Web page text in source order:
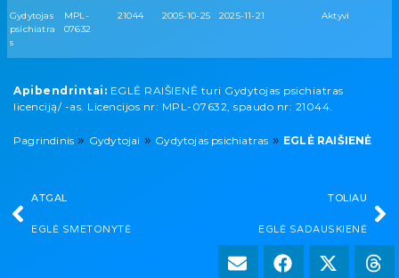
Gydytojas
psichiatra
s
MPL-
07632
21044 2005-10-25 2025-11-21 Aktyvi
Apibendrintai: EGLĖ RAIŠIENĖ turi Gydytojas psichiatras
licenciją/ -as. Licencijos nr: MPL-07632, spaudo nr: 21044.
Pagrindinis » Gydytojai » Gydytojas psichiatras » EGLĖ RAIŠIENĖ
ATGAL
EGLĖ SMETONYTĖ
TOLIAU
EGLĖ SADAUSKIENĖ